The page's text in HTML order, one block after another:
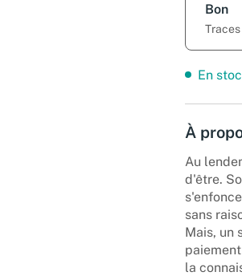
Bon
En
À
Au
d'être.
sans
Mais, un
la